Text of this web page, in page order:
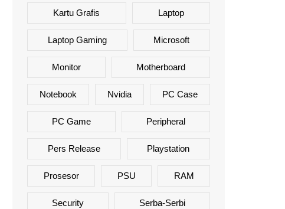
Kartu Grafis Laptop
Laptop Gaming Microsoft
Monitor Motherboard
Notebook Nvidia PC Case
PC Game Peripheral
Pers Release Playstation
Prosesor PSU RAM
Security Serba-Serbi